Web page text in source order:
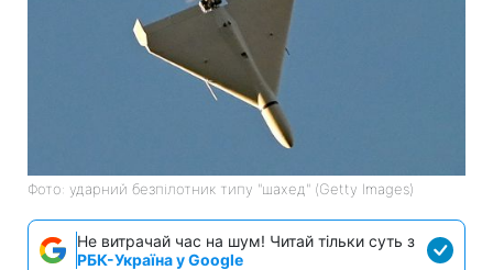
Фото: ударний безпілотник типу "шахед" (Getty Images)
Не витрачай час на шум! Читай тільки суть з
РБК-Україна у Google